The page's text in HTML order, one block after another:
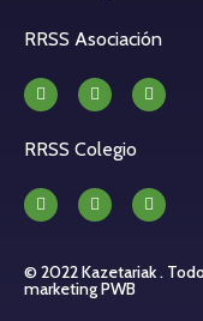
RRSS Asociación
RRSS Colegio
© 2022 Kazetariak .
marketing PWB